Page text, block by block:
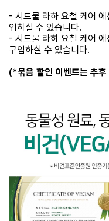
- 시드물 라하 요철 케어 에
입하실 수 있습니다.
- 시드물 라하 요철 케어 에
구입하실 수 있습니다.
(*묶음 할인 이벤트는 추